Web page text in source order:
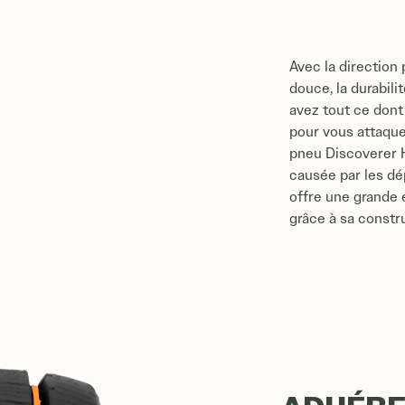
Avec la direction
douce, la
avez tout ce
pour vous
pneu Discoverer
causée par les
offre une grande
grâce à sa